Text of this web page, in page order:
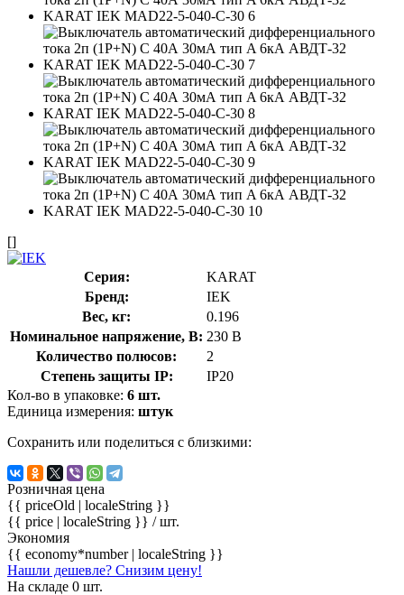
[]
Серия:
KARAT
Бренд:
IEK
Вес, кг:
0.196
Номинальное напряжение, В: 230 В
Количество полюсов:
2
Степень защиты IP:
IP20
Кол-во в упаковке: 6 шт.
Единица измерения: штук
Сохранить или поделиться с близкими:
Розничная цена
{{ priceOld | localeString }}
{{ price | localeString }} / шт.
Экономия
{{ economy*number | localeString }}
Нашли дешевле? Снизим цену!
На складе 0 шт.